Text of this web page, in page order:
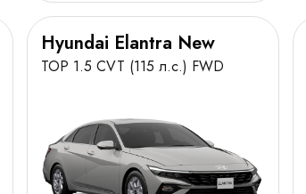
Hyundai Elantra New
TOP 1.5 CVT (115 л.с.) FWD